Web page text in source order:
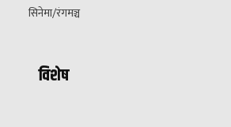
सिनेमा/रंगमञ्च
विशेष